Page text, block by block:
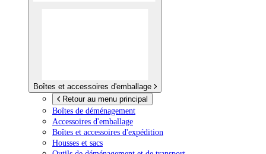
Boîtes et accessoires d'emballage
Retour au menu principal
Boîtes de déménagement
Accessoires d'emballage
Boîtes et accessoires d'expédition
Housses et sacs